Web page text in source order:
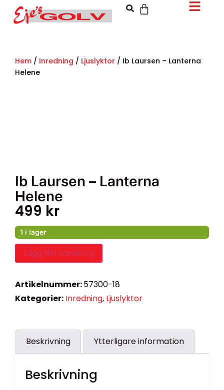
Hem / Inredning / Ljuslyktor / Ib Laursen – Lanterna
Helene
Ib Laursen – Lanterna
Helene
499 kr
1 i lager
Lägg till i varukorg
Artikelnummer:57300-18
Kategorier: Inredning, Ljuslyktor
Beskrivning Ytterligare information
Beskrivning